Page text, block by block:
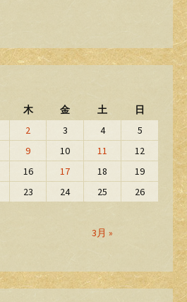
木 金 土 日
3月 »
2 3 4
5
9 10 11
12
16 17 18
19
23 24 25
26